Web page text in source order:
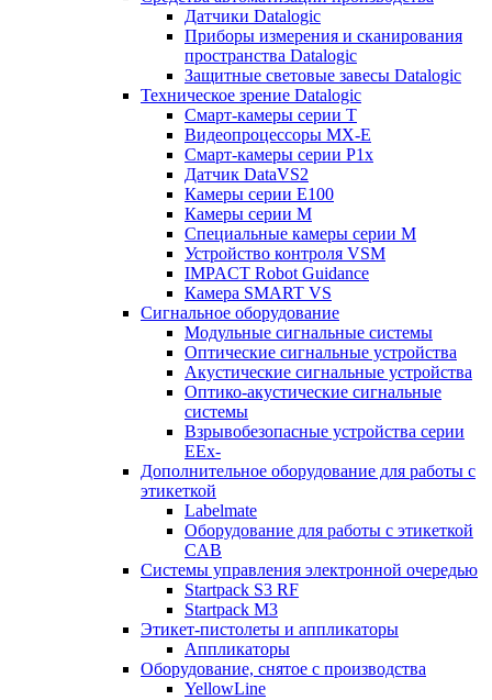
Датчики Datalogic
Приборы измерения и сканирования
пространства Datalogic
Защитные световые завесы Datalogic
Техническое зрение Datalogic
Смарт-камеры серии T
Видеопроцессоры MX-E
Смарт-камеры серии P1x
Датчик DataVS2
Камеры серии E100
Камеры серии M
Специальные камеры серии M
Устройство контроля VSM
IMPACT Robot Guidance
Камера SMART VS
Cигнальное оборудование
Модульные сигнальные системы
Оптические сигнальные устройства
Акустические сигнальные устройства
Оптико-акустические сигнальные
системы
Взрывобезопасные устройства серии
EEx-
Дополнительное оборудование для работы с
этикеткой
Labelmate
Оборудование для работы с этикеткой
CAB
Системы управления электронной очередью
Startpack S3 RF
Startpack M3
Этикет-пистолеты и аппликаторы
Аппликаторы
Оборудование, снятое с производства
YellowLine